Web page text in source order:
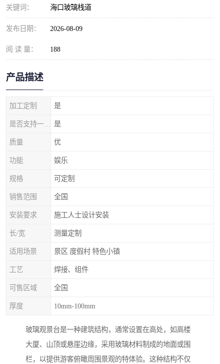
关键词： 海口玻璃栈道
发布日期： 2026-08-09
阅 读 量： 188
产品描述
加工定制 是
是
质量 优
功能 娱乐
规格 可定制
销售范围 全国
安装要求 施工人士设计安装
长/宽 测量定制
适用场景 景区 度假村 特色小镇
工艺 焊接、组件
可售区域 全国
厚度 10mm-100mm
玻璃观景台是一种建筑结构，通常设置在高处，如高楼
大厦、山顶或悬崖边缘，采用玻璃材料制成的地面或围
栏，以提供游客俯瞰周围景观的特体验。这种结构不仅